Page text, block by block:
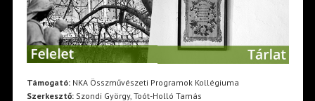
Támogató:NKA Összművészeti Programok Kollégiuma
Szerkesztő:Szondi György, Toót-Holló Tamás